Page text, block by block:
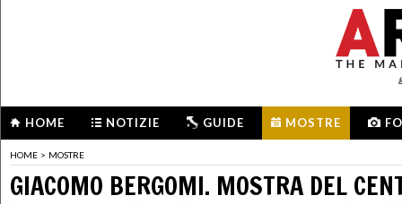
HOME NOTIZIE GUIDE MOSTRE
HOME > MOSTRE
GIACOMO BERGOMI. MOSTRA DEL